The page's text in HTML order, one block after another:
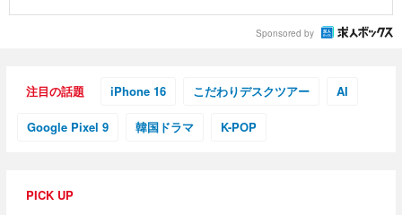
Sponsored by
注目の話題 iPhone 16 こだわりデスクツアー AI
Google Pixel 9 韓国ドラマ K-POP
PICK UP